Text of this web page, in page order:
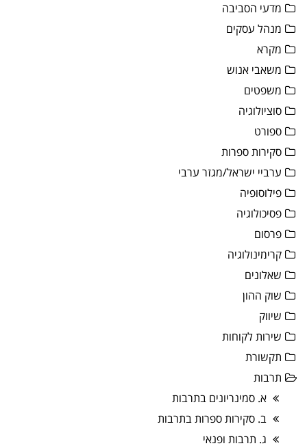
מדעי הסביבה
מנהל עסקים
מקרא
משאבי אנוש
משפטים
סוציולוגיה
ספורט
סקירות ספרות
ערביי ישראל/מגזר ערבי
פילוסופיה
פסיכולוגיה
פרסום
קרימינולוגיה
שאלונים
שוק ההון
שיווק
שירות לקוחות
תקשורת
תרבות
א. סמינריונים בתרבות
ב. סקירות ספרות בתרבות
ג. תרבות ופנאי